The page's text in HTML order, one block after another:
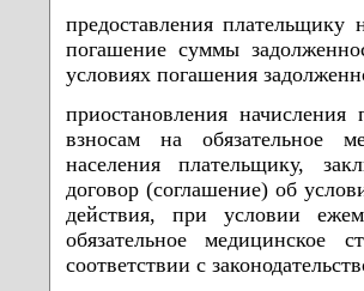
предоставления
погашение суммы
условиях погашения
приостановления
взносам на обязательное
населения плательщику,
договор (соглашение) об
действия, при условии
обязательное медицинское
соответствии с